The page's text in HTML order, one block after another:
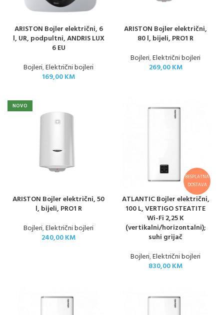
ARISTON Bojler električni, 6
l, UR, podpultni, ANDRIS LUX
6 EU
Bojleri,Električni bojleri
169,00KM
ARISTON Bojler električni,
80 l, bijeli, PRO1 R
Bojleri,Električni bojleri
269,00KM
NOVO
ARISTON Bojler električni, 50
l, bijeli, PRO1 R
Bojleri,Električni bojleri
240,00KM
BESPLATNA
DOSTAVA
ATLANTIC Bojler električni,
100 L, VERTIGO STEATITE
Wi-Fi 2,25 K
(vertikalni/horizontalni);
suhi grijač
Bojleri,Električni bojleri
830,00KM